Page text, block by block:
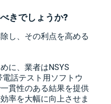
きでしょうか?
し、その利点を高める
に、業者はNSYS
話テスト用ソフトウ
貫性のある結果を提供
率を大幅に向上させま